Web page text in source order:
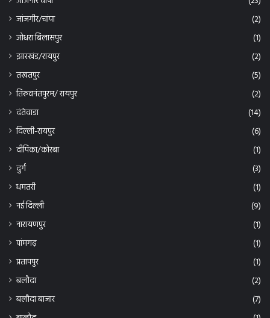
(1)
नई दिल्ली
(9)
(1)
पांमगढ़
(1)
प्रतापपुर
(1)
(2)
(7)
(1)
बिलासपुर
(1,742)
बिलासपुर – कोटा
(5)
(4)
(1)
बिलासपुर बेलतरा
(2)
बिलासपुर मुंगेली
(4)
बिलासपुर सीपत
(28)
(4)
(11)